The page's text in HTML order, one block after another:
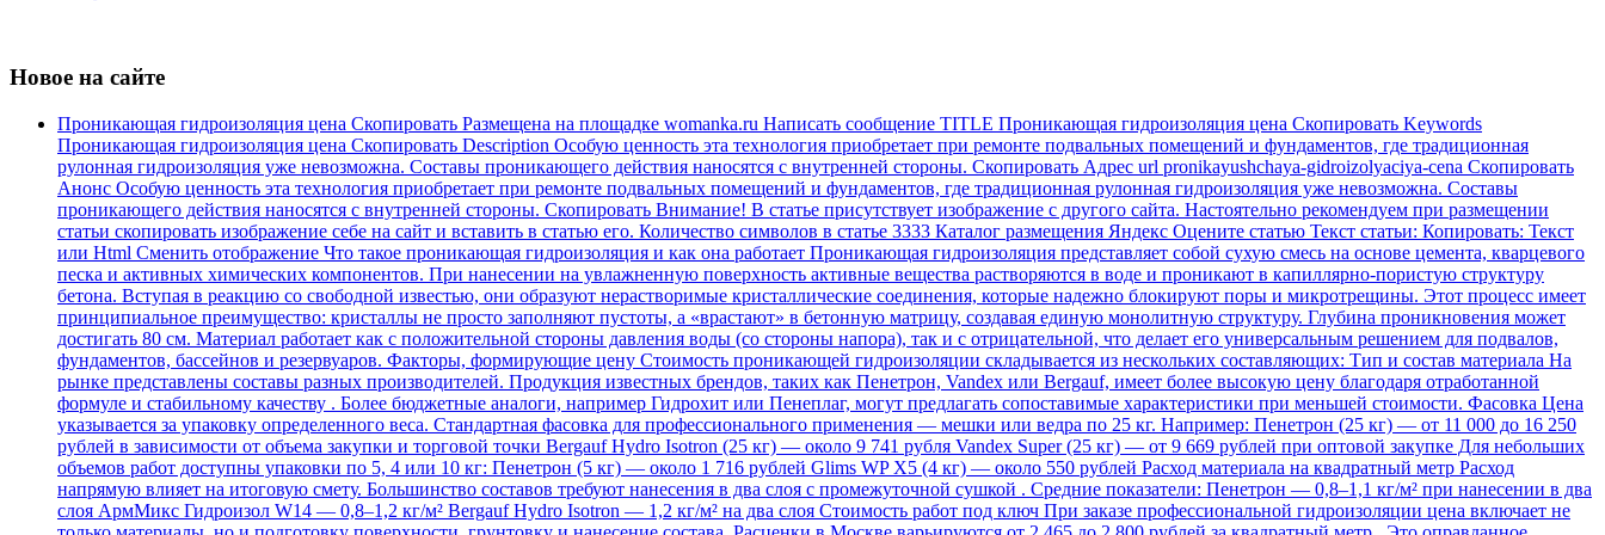
Новое на сайте
Проникающая гидроизоляция цена Скопировать Размещена на площадке womanka.ru Написать сообщение TITLE Проникающая гидроизоляция цена Скопировать Keywords
Проникающая гидроизоляция цена Скопировать Description Особую ценность эта технология приобретает при ремонте подвальных помещений и фундаментов, где традиционная
рулонная гидроизоляция уже невозможна. Составы проникающего действия наносятся с внутренней стороны. Скопировать Адрес url pronikayushchaya-gidroizolyaciya-cena Скопировать
Анонс Особую ценность эта технология приобретает при ремонте подвальных помещений и фундаментов, где традиционная рулонная гидроизоляция уже невозможна. Составы
проникающего действия наносятся с внутренней стороны. Скопировать Внимание! В статье присутствует изображение с другого сайта. Настоятельно рекомендуем при размещении
статьи скопировать изображение себе на сайт и вставить в статью его. Количество символов в статье 3333 Каталог размещения Яндекс Оцените статью Текст статьи: Копировать: Текст
или Html Cменить отображение Что такое проникающая гидроизоляция и как она работает Проникающая гидроизоляция представляет собой сухую смесь на основе цемента, кварцевого
песка и активных химических компонентов. При нанесении на увлажненную поверхность активные вещества растворяются в воде и проникают в капиллярно-пористую структуру
бетона. Вступая в реакцию со свободной известью, они образуют нерастворимые кристаллические соединения, которые надежно блокируют поры и микротрещины. Этот процесс имеет
принципиальное преимущество: кристаллы не просто заполняют пустоты, а «врастают» в бетонную матрицу, создавая единую монолитную структуру. Глубина проникновения может
достигать 80 см. Материал работает как с положительной стороны давления воды (со стороны напора), так и с отрицательной, что делает его универсальным решением для подвалов,
фундаментов, бассейнов и резервуаров. Факторы, формирующие цену Стоимость проникающей гидроизоляции складывается из нескольких составляющих: Тип и состав материала На
рынке представлены составы разных производителей. Продукция известных брендов, таких как Пенетрон, Vandex или Bergauf, имеет более высокую цену благодаря отработанной
формуле и стабильному качеству . Более бюджетные аналоги, например Гидрохит или Пенеплаг, могут предлагать сопоставимые характеристики при меньшей стоимости. Фасовка Цена
указывается за упаковку определенного веса. Стандартная фасовка для профессионального применения — мешки или ведра по 25 кг. Например: Пенетрон (25 кг) — от 11 000 до 16 250
рублей в зависимости от объема закупки и торговой точки Bergauf Hydro Isotron (25 кг) — около 9 741 рубля Vandex Super (25 кг) — от 9 669 рублей при оптовой закупке Для небольших
объемов работ доступны упаковки по 5, 4 или 10 кг: Пенетрон (5 кг) — около 1 716 рублей Glims WP X5 (4 кг) — около 550 рублей Расход материала на квадратный метр Расход
напрямую влияет на итоговую смету. Большинство составов требуют нанесения в два слоя с промежуточной сушкой . Средние показатели: Пенетрон — 0,8–1,1 кг/м² при нанесении в два
слоя АрмМикс Гидроизол W14 — 0,8–1,2 кг/м² Bergauf Hydro Isotron — 1,2 кг/м² на два слоя Стоимость работ под ключ При заказе профессиональной гидроизоляции цена включает не